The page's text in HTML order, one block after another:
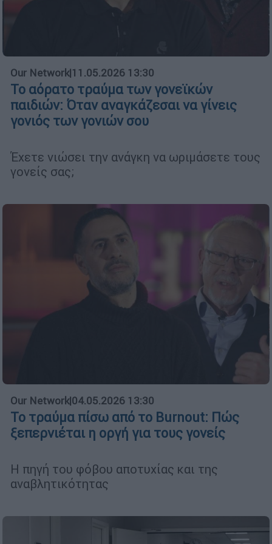
Our Network|11.05.2026 13:30
Το αόρατο τραύμα των γονεϊκών
παιδιών: Όταν αναγκάζεσαι να γίνεις
γονιός των γονιών σου
Έχετε νιώσει την ανάγκη να ωριμάσετε τους
γονείς σας;
Our Network|04.05.2026 13:30
Το τραύμα πίσω από το Burnout: Πώς
ξεπερνιέται η οργή για τους γονείς
Η πηγή του φόβου αποτυχίας και της
αναβλητικότητας